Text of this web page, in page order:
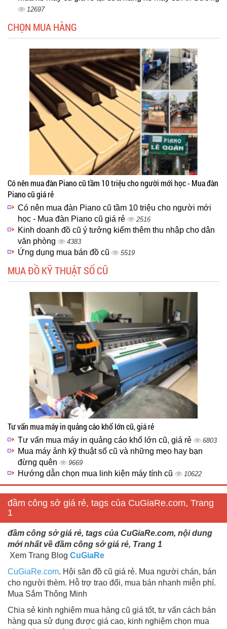
12697
CHỌN MUA HÀNG
Có nên mua đàn Piano cũ tầm 10 triệu cho người mới học - Mua đàn
Piano cũ giá rẻ
Có nên mua đàn Piano cũ tầm 10 triệu cho người mới
học - Mua đàn Piano cũ giá rẻ
2516
Kinh doanh đồ cũ ý tưởng kiểm thêm thu nhập cho dân
văn phòng
4383
Ứng dụng mua bán đồ cũ 5519
MUA ĐỒ KỸ THUẬT SỐ CŨ
Tư vấn mua máy in quảng cáo khổ lớn cũ, giá rẻ
Tư vấn mua máy in quảng cáo khổ lớn cũ, giá rẻ 6803
Mua máy ảnh kỹ thuật số cũ và những mẹo hay bạn
đừng quên
9669
Hướng dẫn chọn mua linh kiện máy tính cũ 10622
đầm công sở giá rẻ, tags của CuGiaRe.com, Trang
1
đầm công sở giá rẻ, tags của CuGiaRe.com, nội dung
mới nhất về đầm công sở giá rẻ, Trang 1
Xem Trang Blog CuGiaRe
CuGiaRe.com. Hội săn đồ cũ giá rẻ. Mua người chán, bán
cho người thèm. Hỗ trợ trao đổi, mua bán nhanh miễn phí.
Mua Sắm Thông Minh
Chia sẻ kinh nghiệm mua hàng cũ giá tốt, tư vấn cách bán
hàng qua sử dụng được giá cao, kinh nghiệm chọn mua